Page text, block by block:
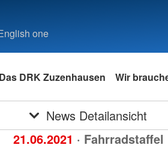
one
Das DRK Zuzenhausen Wir
News Detailansicht
21.06.2021 · Fahrradstaffel